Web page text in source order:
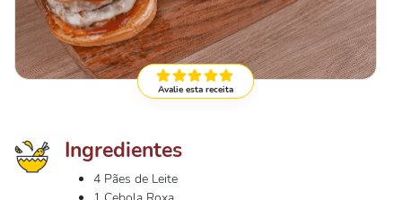
Avalie esta receita
Ingredientes
4 Pães de Leite